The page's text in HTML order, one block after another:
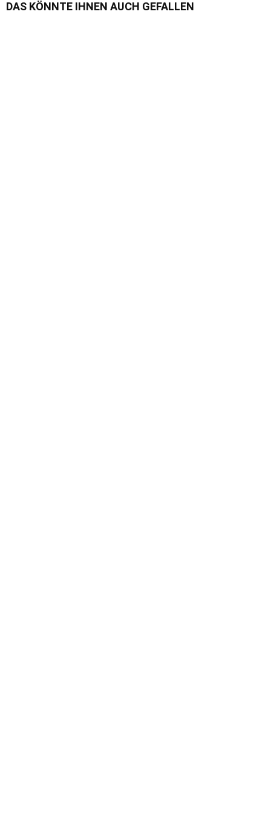
DAS KÖNNTE IHNEN AUCH GEFALLEN